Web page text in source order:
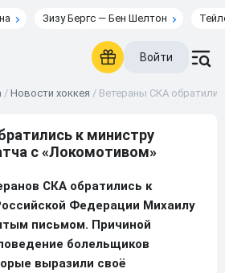
Зизу Бергс — Бен Шелтон
Войти
/ Новости хоккея / Ветераны СКА
к министру
с «Локомотивом»
СКА обратились к
Федерации Михаилу
письмом. Причиной
болельщиков
выразили своё